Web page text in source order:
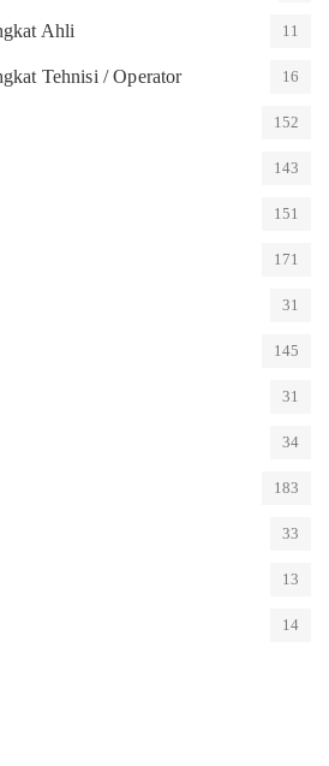
Ahli 11
Tehnisi / Operator 16
152
143
151
171
31
145
31
34
183
33
13
14